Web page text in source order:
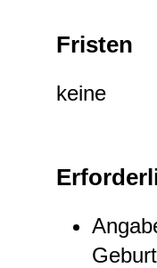
Fristen
keine